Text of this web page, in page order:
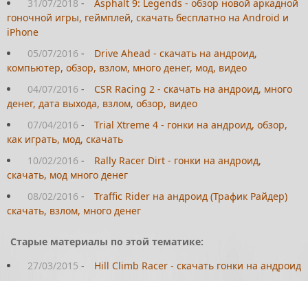
31/07/2018 -
Asphalt 9: Legends - обзор новой аркадной
гоночной игры, геймплей, скачать бесплатно на Android и
iPhone
05/07/2016 -
Drive Ahead - скачать на андроид,
компьютер, обзор, взлом, много денег, мод, видео
04/07/2016 -
CSR Racing 2 - скачать на андроид, много
денег, дата выхода, взлом, обзор, видео
07/04/2016 -
Trial Xtreme 4 - гонки на андроид, обзор,
как играть, мод, скачать
10/02/2016 -
Rally Racer Dirt - гонки на андроид,
скачать, мод много денег
08/02/2016 -
Traffic Rider на андроид (Трафик Райдер)
скачать, взлом, много денег
Старые материалы по этой тематике:
27/03/2015 -
Hill Climb Racer - скачать гонки на андроид